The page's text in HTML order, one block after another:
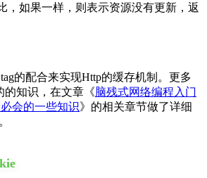
，如果一样，则表示资源没有更新，返
的配合来实现Http的缓存机制。更多
的知识，在文章《脑残式网络编程入门
会的一些知识》的相关章节做了详细